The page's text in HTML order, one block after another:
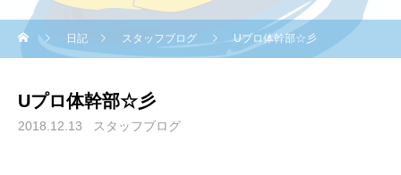
日記 スタッフブログ Uプロ体幹部☆彡
Uプロ体幹部☆彡
2018.12.13 スタッフブログ